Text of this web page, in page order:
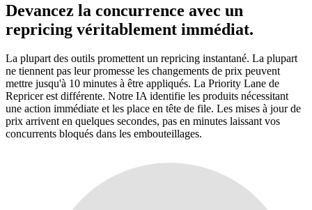
Devancez la concurrence avec un
repricing véritablement immédiat.
La plupart des outils promettent un repricing instantané. La plupart
ne tiennent pas leur promesse les changements de prix peuvent
mettre jusqu'à 10 minutes à être appliqués. La Priority Lane de
Repricer est différente. Notre IA identifie les produits nécessitant
une action immédiate et les place en tête de file. Les mises à jour de
prix arrivent en quelques secondes, pas en minutes laissant vos
concurrents bloqués dans les embouteillages.